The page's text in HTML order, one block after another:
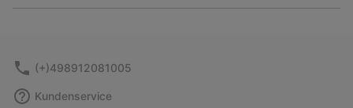
or
(+)498912081005
Kundenservice